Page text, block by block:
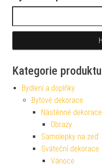
Kategorie produktu
Bydlení a doplňky
Bytové dekorace
Nástěnné dekorace
Obrazy
Samolepky na zeď
Sváteční dekorace
Vánoce